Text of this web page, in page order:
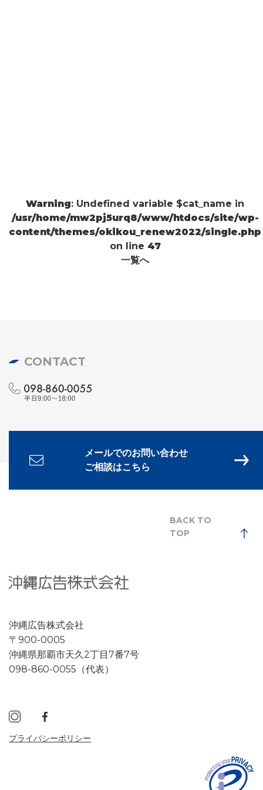
Warning: Undefined variable $cat_name in
/usr/home/mw2pj5urq8/www/htdocs/site/wp-
content/themes/okikou_renew2022/single.php
on line 47
一覧へ
CONTACT
メールでのお問い合わせ
ご相談はこちら
BACK TO
TOP
沖縄広告株式会社
〒900-0005
沖縄県那覇市天久2丁目7番7号
098-860-0055（代表）
プライバシーポリシー